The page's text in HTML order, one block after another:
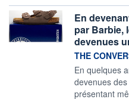
En
par Barbie,
devenues
information
THE
En quelques
devenues
présentant